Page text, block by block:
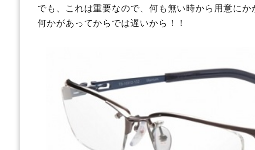
でも、これは重要なので、何も無い時から用意にか
何かがあってからでは遅いから！！